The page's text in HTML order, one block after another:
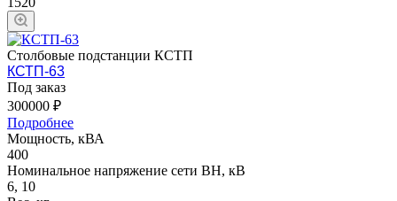
Столбовые подстанции КСТП
КСТП-63
Под заказ
300000 ₽
Подробнее
Мощность, кВА
400
Номинальное напряжение сети ВН, кВ
6, 10